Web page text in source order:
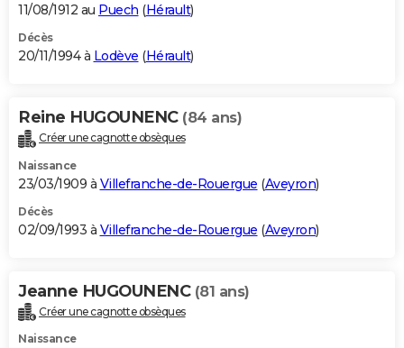
11/08/1912 au Puech (Hérault)
Décès
20/11/1994 à Lodève (Hérault)
Reine HUGOUNENC (84 ans)
Créer une cagnotte obsèques
Naissance
23/03/1909 à Villefranche-de-Rouergue (Aveyron)
Décès
02/09/1993 à Villefranche-de-Rouergue (Aveyron)
Jeanne HUGOUNENC (81 ans)
Créer une cagnotte obsèques
Naissance